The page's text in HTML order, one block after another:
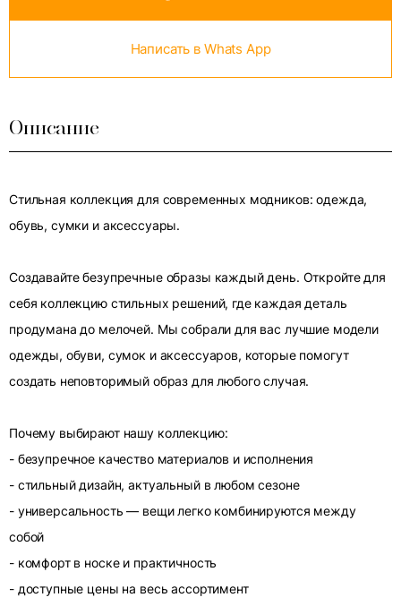
Написать в Whats App
Описание
Стильная коллекция для современных модников: одежда,
обувь, сумки и аксессуары.
Создавайте безупречные образы каждый день. Откройте для
себя коллекцию стильных решений, где каждая деталь
продумана до мелочей. Мы собрали для вас лучшие модели
одежды, обуви, сумок и аксессуаров, которые помогут
создать неповторимый образ для любого случая.
Почему выбирают нашу коллекцию:
- безупречное качество материалов и исполнения
- стильный дизайн, актуальный в любом сезоне
- универсальность — вещи легко комбинируются между
собой
- комфорт в носке и практичность
- доступные цены на весь ассортимент